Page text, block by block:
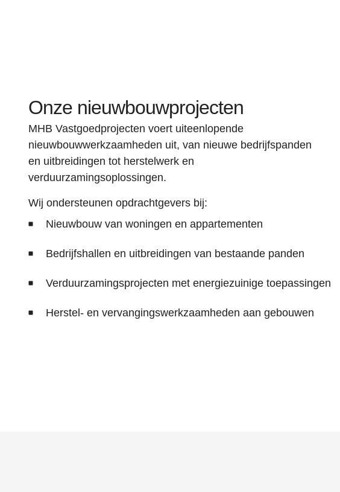
Onze nieuwbouwprojecten
MHB Vastgoedprojecten voert uiteenlopende
nieuwbouwwerkzaamheden uit, van nieuwe bedrijfspanden
en uitbreidingen tot herstelwerk en
verduurzamingsoplossingen.
Wij ondersteunen opdrachtgevers bij:
Nieuwbouw van woningen en appartementen
Bedrijfshallen en uitbreidingen van bestaande panden
Verduurzamingsprojecten met energiezuinige toepassingen
Herstel- en vervangingswerkzaamheden aan gebouwen